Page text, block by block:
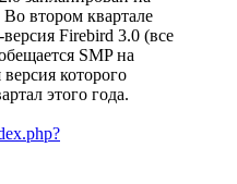
втором квартале
Firebird 3.0 (все
SMP на
которого
этого года.